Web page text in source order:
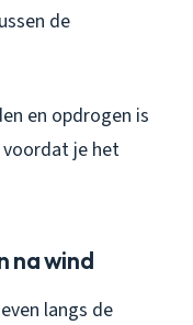
de
en opdrogen is
je het
na wind
langs de